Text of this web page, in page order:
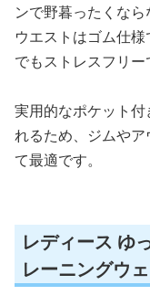
ンで野暮ったくなら
ウエストはゴム仕
でもストレスフリー
実用的なポケット
れるため、ジムや
て最適です。
レディース ゆ
レーニングウ